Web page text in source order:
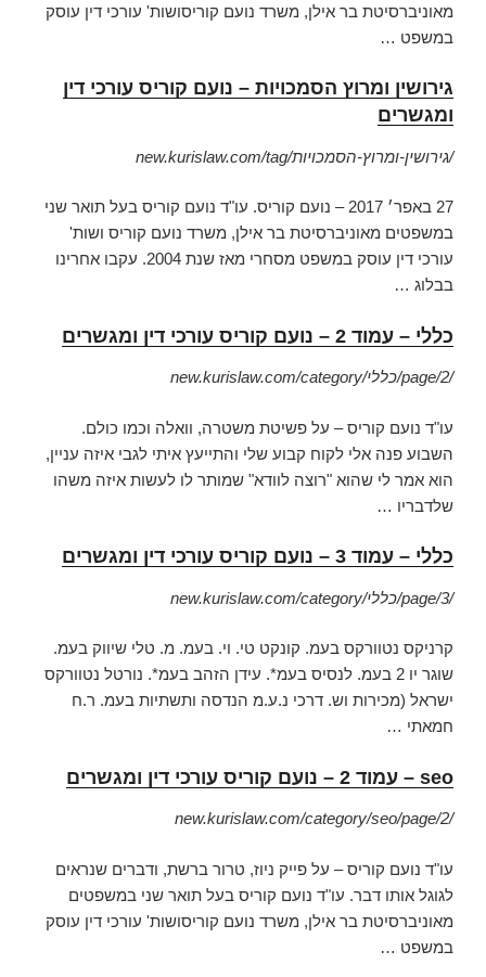
מאוניברסיטת בר אילן, משרד נועם קוריסושות' עורכי דין עוסק
במשפט …
גירושין ומרוץ הסמכויות – נועם קוריס עורכי דין
ומגשרים
new.kurislaw.com/tag/גירושין-ומרוץ-הסמכויות/
27 באפר׳ 2017 –
נועם קוריס. עו"ד נועם קוריס בעל תואר שני
במשפטים מאוניברסיטת בר אילן, משרד נועם קוריס ושות'
עורכי דין עוסק במשפט מסחרי מאז שנת 2004. עקבו אחרינו
בבלוג …
כללי – עמוד 2 – נועם קוריס עורכי דין ומגשרים
new.kurislaw.com/category/כללי/page/2/
עו"ד נועם קוריס – על פשיטת משטרה, וואלה וכמו כולם.
השבוע פנה אלי לקוח קבוע שלי והתייעץ איתי לגבי איזה עניין,
הוא אמר לי שהוא "רוצה לוודא" שמותר לו לעשות איזה משהו
שלדבריו …
כללי – עמוד 3 – נועם קוריס עורכי דין ומגשרים
new.kurislaw.com/category/כללי/page/3/
קרניקס נטוורקס בעמ. קונקט טי. וי. בעמ. מ. טלי שיווק בעמ.
שוגר יו 2 בעמ. לנסיס בעמ*. עידן הזהב בעמ*. נורטל נטוורקס
ישראל (מכירות וש. דרכי נ.ע.מ הנדסה ותשתיות בעמ. ר.ח
חמאתי …
seo – עמוד 2 – נועם קוריס עורכי דין ומגשרים
new.kurislaw.com/category/seo/page/2/
עו"ד נועם קוריס – על פייק ניוז, טרור ברשת, ודברים שנראים
לגוגל אותו דבר. עו"ד נועם קוריס בעל תואר שני במשפטים
מאוניברסיטת בר אילן, משרד נועם קוריסושות' עורכי דין עוסק
במשפט …